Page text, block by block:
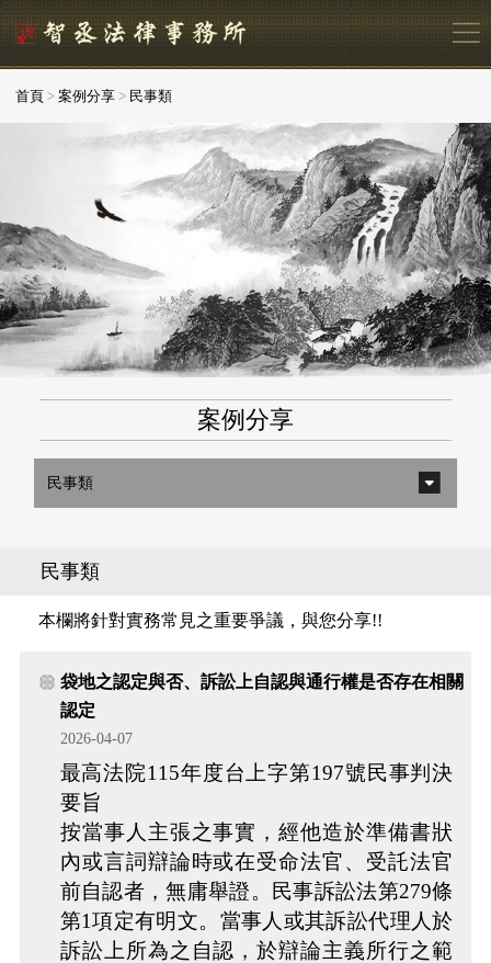
首頁 > 案例分享 > 民事類
案例分享
民事類
民事類
本欄將針對實務常見之重要爭議，與您分享!!
袋地之認定與否、訴訟上自認與通行權是否存在相關
認定
2026-04-07
最高法院115年度台上字第197號民事判決
要旨
按當事人主張之事實，經他造於準備書狀
內或言詞辯論時或在受命法官、受託法官
前自認者，無庸舉證。民事訴訟法第279條
第1項定有明文。當事人或其訴訟代理人於
訴訟上所為之自認，於辯論主義所行之範